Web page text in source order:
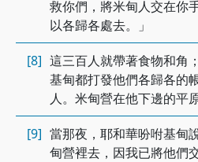
救你們，將米甸人交在你
以各歸各處去。」
[8] 這三百人就帶著食物和角
基甸都打發他們各歸各的
人。米甸營在他下邊的平原
[9] 當那夜，耶和華吩咐基甸
甸營裡去，因我已將他們